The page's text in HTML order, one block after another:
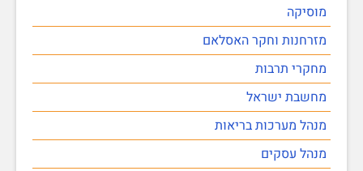
מוסיקה
מזרחנות וחקר האסלאם
מחקרי תרבות
מחשבת ישראל
מנהל מערכות בריאות
מנהל עסקים